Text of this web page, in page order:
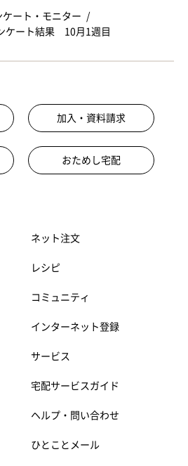
ケート・モニター
ケート結果 10月1週目
加入・資料請求
おためし宅配
ネット注文
レシピ
コミュニティ
インターネット登録
サービス
宅配サービスガイド
ヘルプ・問い合わせ
ひとことメール